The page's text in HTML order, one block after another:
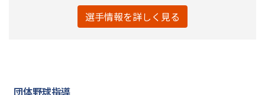
選手情報を詳しく見る
団体野球指導